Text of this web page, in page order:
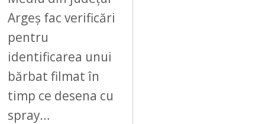
Argeș fac verificări
pentru
identificarea unui
bărbat filmat în
timp ce desena cu
spray…